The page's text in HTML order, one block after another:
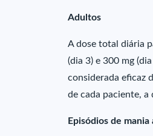
Adultos
A dose total diária
(dia 3) e 300 mg
considerada eficaz
de cada paciente, a
Episódios de